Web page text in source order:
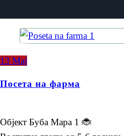
13 Мај
Посета на фарма
Објект Буба Мара 1 🐞